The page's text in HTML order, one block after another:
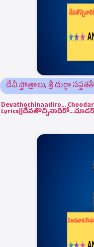
దేవీ స్తోత్రాలు, శ్రీ దుర్గా సప్తశతీ
Devathochinaadiro…